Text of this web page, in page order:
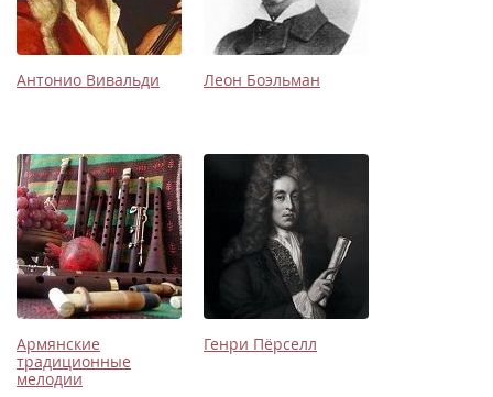
Антонио Вивальди Леон Боэльман
Армянские
традиционные
мелодии
Генри Пёрселл